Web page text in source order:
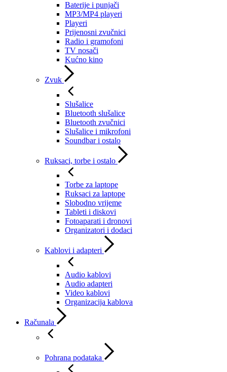
Baterije i punjači
MP3/MP4 playeri
Playeri
Prijenosni zvučnici
Radio i gramofoni
TV nosači
Kućno kino
Zvuk
Slušalice
Bluetooth slušalice
Bluetooth zvučnici
Slušalice i mikrofoni
Soundbar i ostalo
Ruksaci, torbe i ostalo
Torbe za laptope
Ruksaci za laptope
Slobodno vrijeme
Tableti i diskovi
Fotoaparati i dronovi
Organizatori i dodaci
Kablovi i adapteri
Audio kablovi
Audio adapteri
Video kablovi
Organizacija kablova
Računala
Pohrana podataka